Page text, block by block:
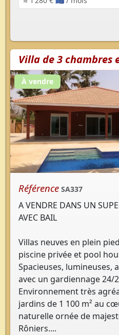
Villa de 3 chambres
À vendre
Référence SA337
A VENDRE DANS UN
AVEC BAIL
Villas neuves en plein
piscine privée et pool
Spacieuses, lumineuses,
avec un gardiennage 24/
Environnement très
jardins de 1 100 m² au
naturelle ornée de
Rôniers....